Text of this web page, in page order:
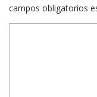
campos obligatorios